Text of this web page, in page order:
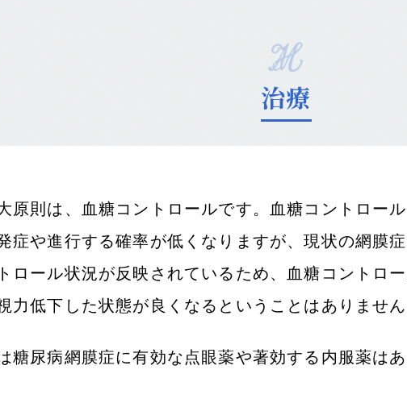
治療
原則は、血糖コントロールです。血糖コントロー
症や進行する確率が低くなりますが、現状の網膜
ロール状況が反映されているため、血糖コントロ
力低下した状態が良くなるということはありません
糖尿病網膜症に有効な点眼薬や著効する内服薬はあ